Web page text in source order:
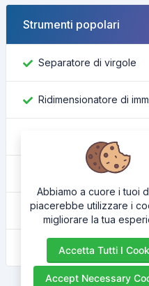
Strumenti popolari
Separatore di virgole
Ridimensionatore di
Convertitore di colore
Qual è il mio IP
Abbellitore HTML
Abbiamo a cuore i tuoi
piacerebbe utilizzare i
migliorare la tua
Accetta Tutti I
Accept Necessary